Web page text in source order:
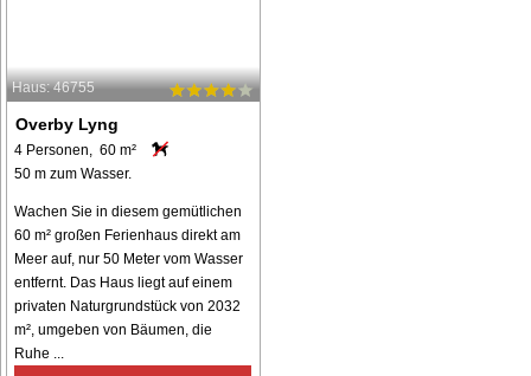
Haus: 46755
Overby Lyng
4 Personen, 60 m²
50 m zum Wasser.
Wachen Sie in diesem gemütlichen
60 m² großen Ferienhaus direkt am
Meer auf, nur 50 Meter vom Wasser
entfernt. Das Haus liegt auf einem
privaten Naturgrundstück von 2032
m², umgeben von Bäumen, die
Ruhe ...